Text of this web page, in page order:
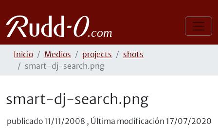
Inicio Medios projects
shots
smart-dj-search.png
smart-dj-search.png
publicado 11/11/2008 , Última modificación 17/07/2020